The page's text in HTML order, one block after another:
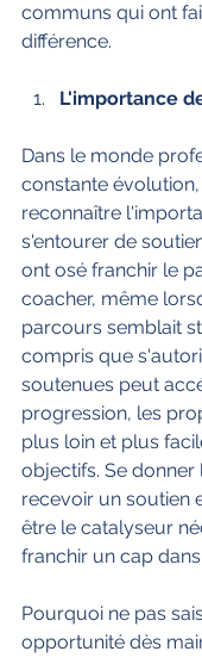
communs qui ont
différence.
L'importance
Dans le monde
constante
reconnaître
s'entourer de
ont osé franchir le
coacher, même
parcours semblait
compris que
soutenues peut
progression, les
plus loin et plus
objectifs. Se
recevoir un soutien
être le catalyseur
franchir un cap
Pourquoi ne pas
opportunité dès